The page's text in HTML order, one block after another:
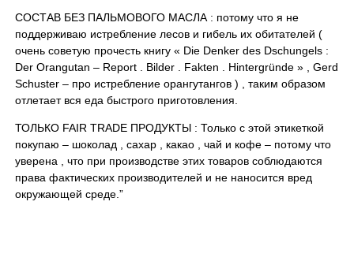
СОСТАВ БЕЗ ПАЛЬМОВОГО МАСЛА : потому что я не
поддерживаю истребление лесов и гибель их обитателей (
очень советую прочесть книгу « Die Denker des Dschungels :
Der Orangutan – Report . Bilder . Fakten . Hintergründe » , Gerd
Schuster – про истребление орангутангов ) , таким образом
отлетает вся еда быстрого приготовления.
ТОЛЬКО FAIR TRADE ПРОДУКТЫ : Только с этой этикеткой
покупаю – шоколад , сахар , какао , чай и кофе – потому что
уверена , что при производстве этих товаров соблюдаются
права фактических производителей и не наносится вред
окружающей среде.”